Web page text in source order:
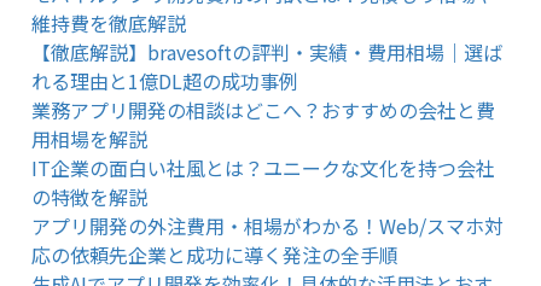
維持費を徹底解説
【徹底解説】bravesoftの評判・実績・費用相場｜選ば
れる理由と1億DL超の成功事例
業務アプリ開発の相談はどこへ？おすすめの会社と費
用相場を解説
IT企業の面白い社風とは？ユニークな文化を持つ会社
の特徴を解説
アプリ開発の外注費用・相場がわかる！Web/スマホ対
応の依頼先企業と成功に導く発注の全手順